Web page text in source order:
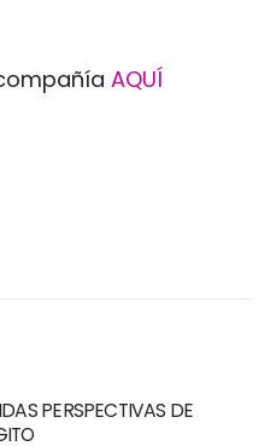
AQUÍ
CONSOLIDA EL DOBLE